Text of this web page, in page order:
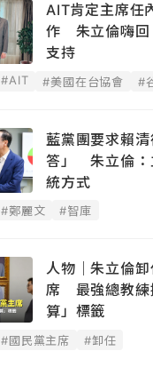
AIT肯定主席任
作 朱立倫嗨回
支持
#AIT #美國在台協會 #
藍黨團要求賴
答」 朱立倫：
統方式
#鄭麗文 #智庫
人物｜朱立倫
席 最強總教練
算」標籤
#國民黨主席 #卸任